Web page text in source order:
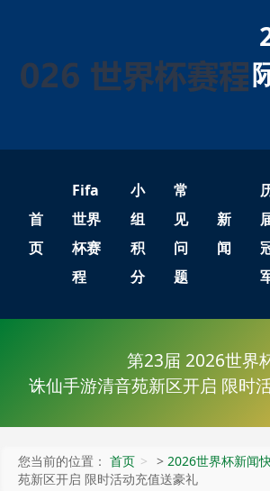
首
页
Fifa
世界
杯赛
程
小
组
积
分
常
见
问
题
新
闻
第23届 2026世界
诛仙手游清音苑新区开启 限时
您当前的位置： 首页 > 2026世界杯新闻
苑新区开启 限时活动充值送豪礼